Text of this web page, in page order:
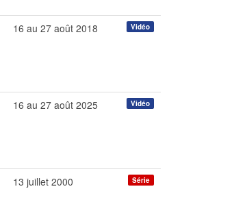
Vidéo
16 au 27 août 2018
Vidéo
16 au 27 août 2025
Série
13 juillet 2000